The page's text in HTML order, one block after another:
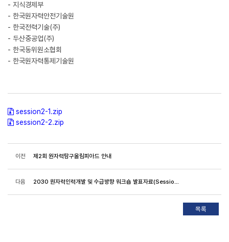
- 지식경제부
- 한국원자력안전기술원
- 한국전력기술(주)
- 두산중공업(주)
- 한국동위원소협회
- 한국원자력통제기술원
session2-1.zip
session2-2.zip
이전 제2회 원자력탐구올림피아드 안내
다음 2030 원자력인력개발 및 수급방향 워크숍 발표자료(Session1)